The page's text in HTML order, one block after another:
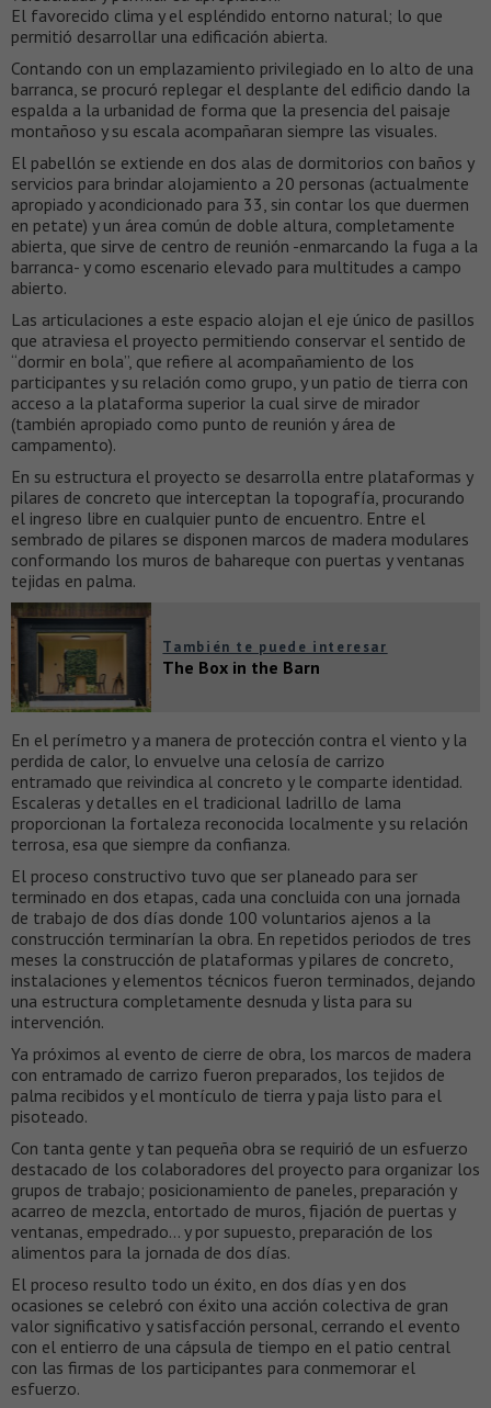
El favorecido clima y el espléndido entorno natural; lo que
permitió desarrollar una edificación abierta.
Contando con un emplazamiento privilegiado en lo alto de una
barranca, se procuró replegar el desplante del edificio dando la
espalda a la urbanidad de forma que la presencia del paisaje
montañoso y su escala acompañaran siempre las visuales.
El pabellón se extiende en dos alas de dormitorios con baños y
servicios para brindar alojamiento a 20 personas (actualmente
apropiado y acondicionado para 33, sin contar los que duermen
en petate) y un área común de doble altura, completamente
abierta, que sirve de centro de reunión -enmarcando la fuga a la
barranca- y como escenario elevado para multitudes a campo
abierto.
Las articulaciones a este espacio alojan el eje único de pasillos
que atraviesa el proyecto permitiendo conservar el sentido de
“dormir en bola”, que refiere al acompañamiento de los
participantes y su relación como grupo, y un patio de tierra con
acceso a la plataforma superior la cual sirve de mirador
(también apropiado como punto de reunión y área de
campamento).
En su estructura el proyecto se desarrolla entre plataformas y
pilares de concreto que interceptan la topografía, procurando
el ingreso libre en cualquier punto de encuentro. Entre el
sembrado de pilares se disponen marcos de madera modulares
conformando los muros de bahareque con puertas y ventanas
tejidas en palma.
También te puede interesar
The Box in the Barn
En el perímetro y a manera de protección contra el viento y la
perdida de calor, lo envuelve una celosía de carrizo
entramado que reivindica al concreto y le comparte identidad.
Escaleras y detalles en el tradicional ladrillo de lama
proporcionan la fortaleza reconocida localmente y su relación
terrosa, esa que siempre da confianza.
El proceso constructivo tuvo que ser planeado para ser
terminado en dos etapas, cada una concluida con una jornada
de trabajo de dos días donde 100 voluntarios ajenos a la
construcción terminarían la obra. En repetidos periodos de tres
meses la construcción de plataformas y pilares de concreto,
instalaciones y elementos técnicos fueron terminados, dejando
una estructura completamente desnuda y lista para su
intervención.
Ya próximos al evento de cierre de obra, los marcos de madera
con entramado de carrizo fueron preparados, los tejidos de
palma recibidos y el montículo de tierra y paja listo para el
pisoteado.
Con tanta gente y tan pequeña obra se requirió de un esfuerzo
destacado de los colaboradores del proyecto para organizar los
grupos de trabajo; posicionamiento de paneles, preparación y
acarreo de mezcla, entortado de muros, fijación de puertas y
ventanas, empedrado… y por supuesto, preparación de los
alimentos para la jornada de dos días.
El proceso resulto todo un éxito, en dos días y en dos
ocasiones se celebró con éxito una acción colectiva de gran
valor significativo y satisfacción personal, cerrando el evento
con el entierro de una cápsula de tiempo en el patio central
con las firmas de los participantes para conmemorar el
esfuerzo.